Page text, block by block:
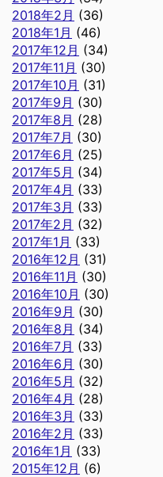
2018年2月 (36)
2018年1月 (46)
2017年12月 (34)
2017年11月 (30)
2017年10月 (31)
2017年9月 (30)
2017年8月 (28)
2017年7月 (30)
2017年6月 (25)
2017年5月 (34)
2017年4月 (33)
2017年3月 (33)
2017年2月 (32)
2017年1月 (33)
2016年12月 (31)
2016年11月 (30)
2016年10月 (30)
2016年9月 (30)
2016年8月 (34)
2016年7月 (33)
2016年6月 (30)
2016年5月 (32)
2016年4月 (28)
2016年3月 (33)
2016年2月 (33)
2016年1月 (33)
2015年12月 (6)